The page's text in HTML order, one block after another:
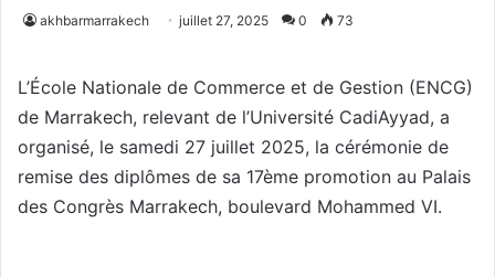
akhbarmarrakech juillet 27, 2025 0 73
L’École Nationale de Commerce et de Gestion (ENCG)
de Marrakech, relevant de l’Université CadiAyyad, a
organisé, le samedi 27 juillet 2025, la cérémonie de
remise des diplômes de sa 17ème promotion au Palais
des Congrès Marrakech, boulevard Mohammed VI.